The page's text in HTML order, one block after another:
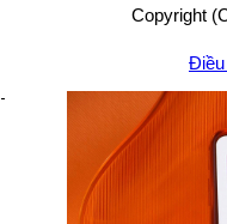
Copyright
Điều
Chính